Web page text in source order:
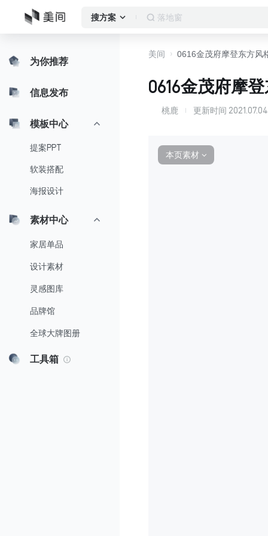
搜方案 落地窗
为你推荐
信息发布
模板中心
提案PPT
软装搭配
海报设计
素材中心
家居单品
设计素材
灵感图库
品牌馆
全球大牌图册
工具箱
美间 0616金茂府摩登东方风
0616金茂府摩
桃鹿 更新时间
本页素材 ∨